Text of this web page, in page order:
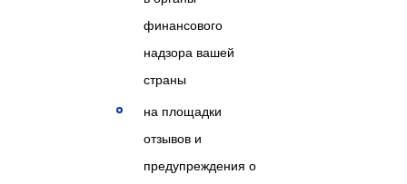
финансового
надзора вашей
страны
на площадки
отзывов и
предупреждения о